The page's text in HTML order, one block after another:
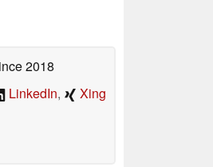
2018
LinkedIn, Xing